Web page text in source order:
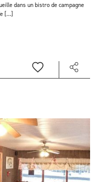
dans un bistro de campagne
[…]